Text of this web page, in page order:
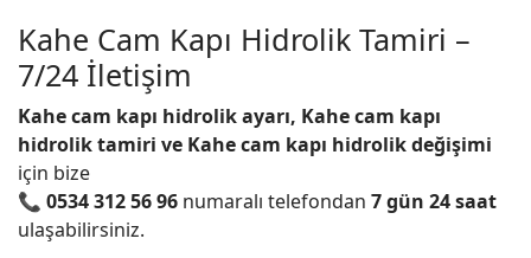
Kahe Cam Kapı Hidrolik Tamiri –
7/24 İletişim
Kahe cam kapı hidrolik ayarı, Kahe cam kapı
hidrolik tamiri ve Kahe cam kapı hidrolik değişimi
için bize
📞 0534 312 56 96 numaralı telefondan 7 gün 24 saat
ulaşabilirsiniz.